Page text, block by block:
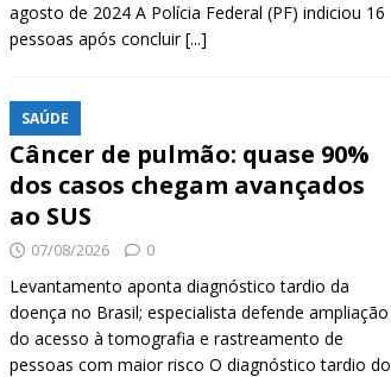
agosto de 2024 A Polícia Federal (PF) indiciou 16
pessoas após concluir[...]
SAÚDE
Câncer de pulmão: quase 90%
dos casos chegam avançados
ao SUS
07/08/2026 0
Levantamento aponta diagnóstico tardio da
doença no Brasil; especialista defende ampliação
do acesso à tomografia e rastreamento de
pessoas com maior risco O diagnóstico tardio do